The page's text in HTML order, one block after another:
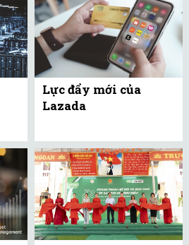
Lực đẩy mới của
Lazada